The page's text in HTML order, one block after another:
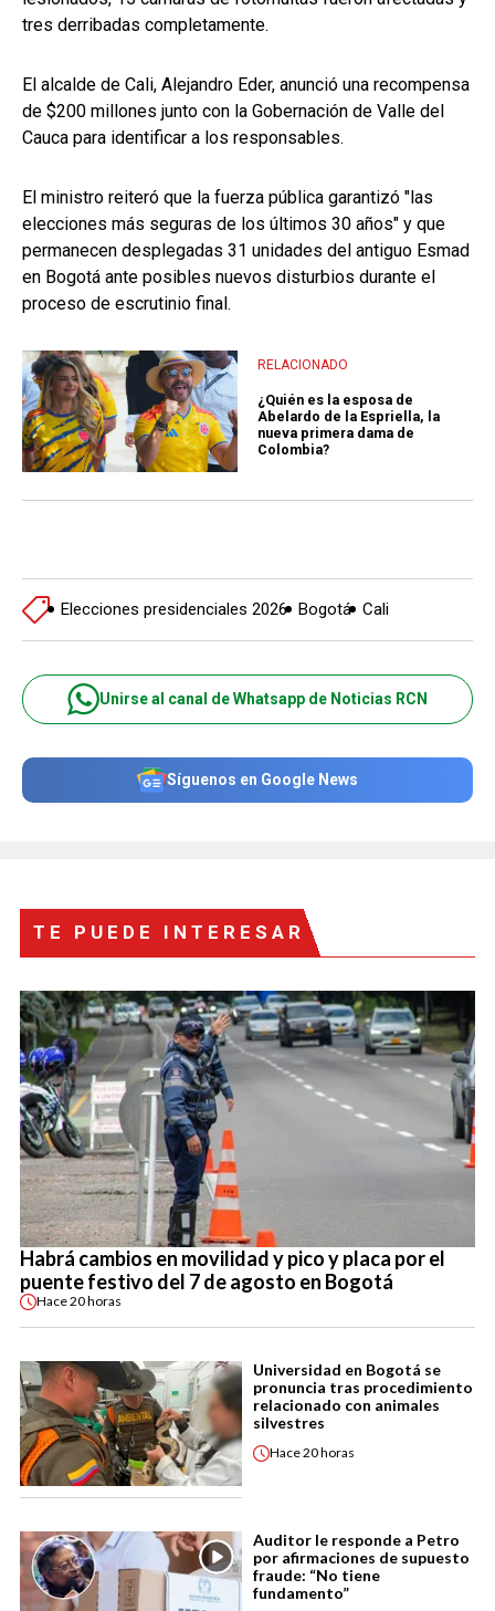
tres derribadas completamente.
El alcalde de Cali, Alejandro Eder, anunció una recompensa
de $200 millones junto con la Gobernación de Valle del
Cauca para identificar a los responsables.
El ministro reiteró que la fuerza pública garantizó "las
elecciones más seguras de los últimos 30 años" y que
permanecen desplegadas 31 unidades del antiguo Esmad
en Bogotá ante posibles nuevos disturbios durante el
proceso de escrutinio final.
RELACIONADO
¿Quién es la esposa de
Abelardo de la Espriella, la
nueva primera dama de
Colombia?
Elecciones presidenciales 2026 Bogotá Cali
Unirse al canal de Whatsapp de Noticias RCN
Síguenos en Google News
TE PUEDE INTERESAR
Habrá cambios en movilidad y pico y placa por el
puente festivo del 7 de agosto en Bogotá
Hace20 horas
Universidad en Bogotá se
pronuncia tras procedimiento
relacionado con animales
silvestres
Hace20 horas
Auditor le responde a Petro
por afirmaciones de supuesto
fraude: “No tiene
fundamento”